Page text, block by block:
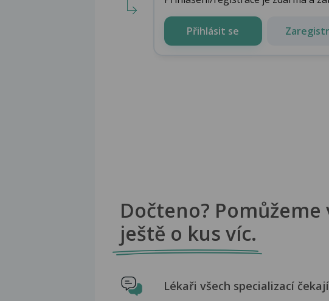
Přihlásit se
Dočteno? Pomůžeme
ještě o kus víc.
Lékaři všech specializací